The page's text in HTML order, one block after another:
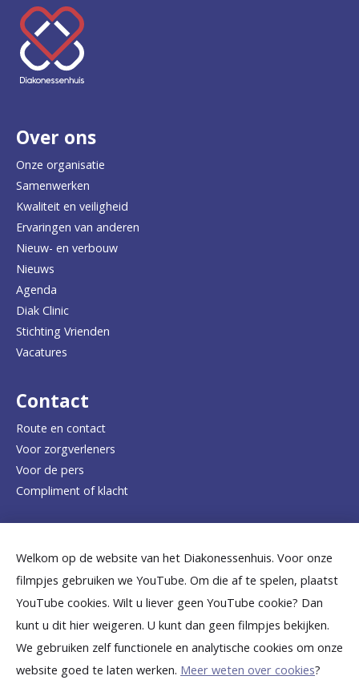
Welkom op de website van het Diakonessenhuis. Voor onze
filmpjes gebruiken we YouTube. Om die af te spelen, plaatst
YouTube cookies. Wilt u liever geen YouTube cookie? Dan
kunt u dit hier weigeren. U kunt dan geen filmpjes bekijken.
We gebruiken zelf functionele en analytische cookies om onze
website goed te laten werken. Meer weten over cookies?
K
e
e
t
e
r
u
g
n
a
a
d
e
h
o
p
a
g
e
Over ons
Onze organisatie
Samenwerken
Kwaliteit en veiligheid
Ervaringen van anderen
Nieuw- en verbouw
Nieuws
Agenda
Diak Clinic
Stichting Vrienden
Vacatures
Contact
Route en contact
Voor zorgverleners
Voor de pers
Compliment of klacht
Dicht bij jou
B
e
k
B
e
k
B
e
k
B
e
k
B
e
k